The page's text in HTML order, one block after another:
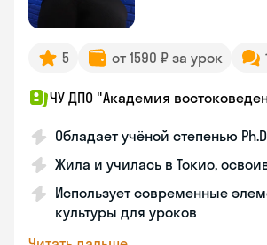
5 от 1590 ₽ за урок
ЧУ ДПО "Академия
Обладает учёной степенью
Жила и училась в Токио,
Использует современные
культуры для уроков